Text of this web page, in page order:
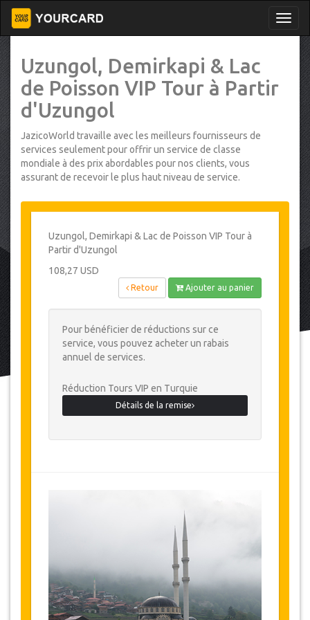
Uzungol, Demirkapi & Lac
de Poisson VIP Tour à Partir
d'Uzungol
JazicoWorld travaille avec les meilleurs fournisseurs de
services seulement pour offrir un service de classe
mondiale à des prix abordables pour nos clients, vous
assurant de recevoir le plus haut niveau de service.
Uzungol, Demirkapi & Lac de Poisson VIP Tour à
Partir d'Uzungol
108,27 USD
Retour Ajouter au panier
Pour bénéficier de réductions sur ce
service, vous pouvez acheter un rabais
annuel de services.
Réduction Tours VIP en Turquie
Détails de la remise